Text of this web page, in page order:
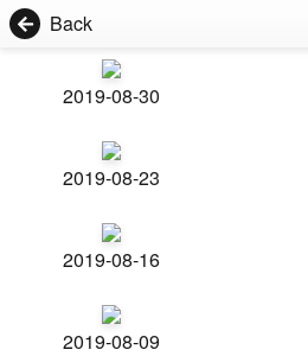
Back
2019-08-30
2019-08-23
2019-08-16
2019-08-09